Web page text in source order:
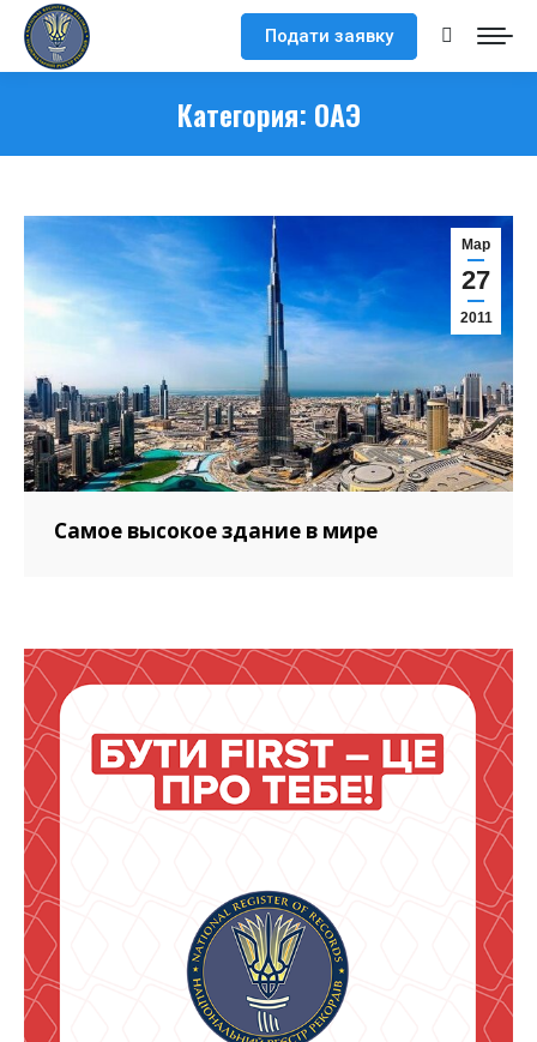
Подати заявку Поиск:
Категория: ОАЭ
Мар
27
2011
Самое высокое здание в мире